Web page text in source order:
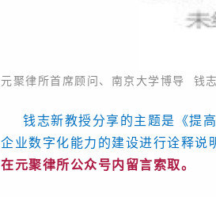
元聚律所首席顾问、南京大学博导 钱
钱志新教授分享的主题是《提
企业数字化能力的建设进行诠释说
在元聚律所公众号内留言索取。